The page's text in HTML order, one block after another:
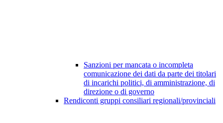
Sanzioni per mancata o incompleta
comunicazione dei dati da parte dei titolari
di incarichi politici, di amministrazione, di
direzione o di governo
Rendiconti gruppi consiliari regionali/provinciali